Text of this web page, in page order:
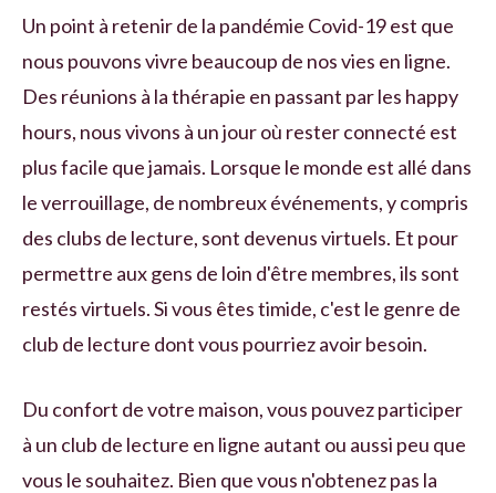
Un point à retenir de la pandémie Covid-19 est que
nous pouvons vivre beaucoup de nos vies en ligne.
Des réunions à la thérapie en passant par les happy
hours, nous vivons à un jour où rester connecté est
plus facile que jamais. Lorsque le monde est allé dans
le verrouillage, de nombreux événements, y compris
des clubs de lecture, sont devenus virtuels. Et pour
permettre aux gens de loin d'être membres, ils sont
restés virtuels. Si vous êtes timide, c'est le genre de
club de lecture dont vous pourriez avoir besoin.
Du confort de votre maison, vous pouvez participer
à un club de lecture en ligne autant ou aussi peu que
vous le souhaitez. Bien que vous n'obtenez pas la